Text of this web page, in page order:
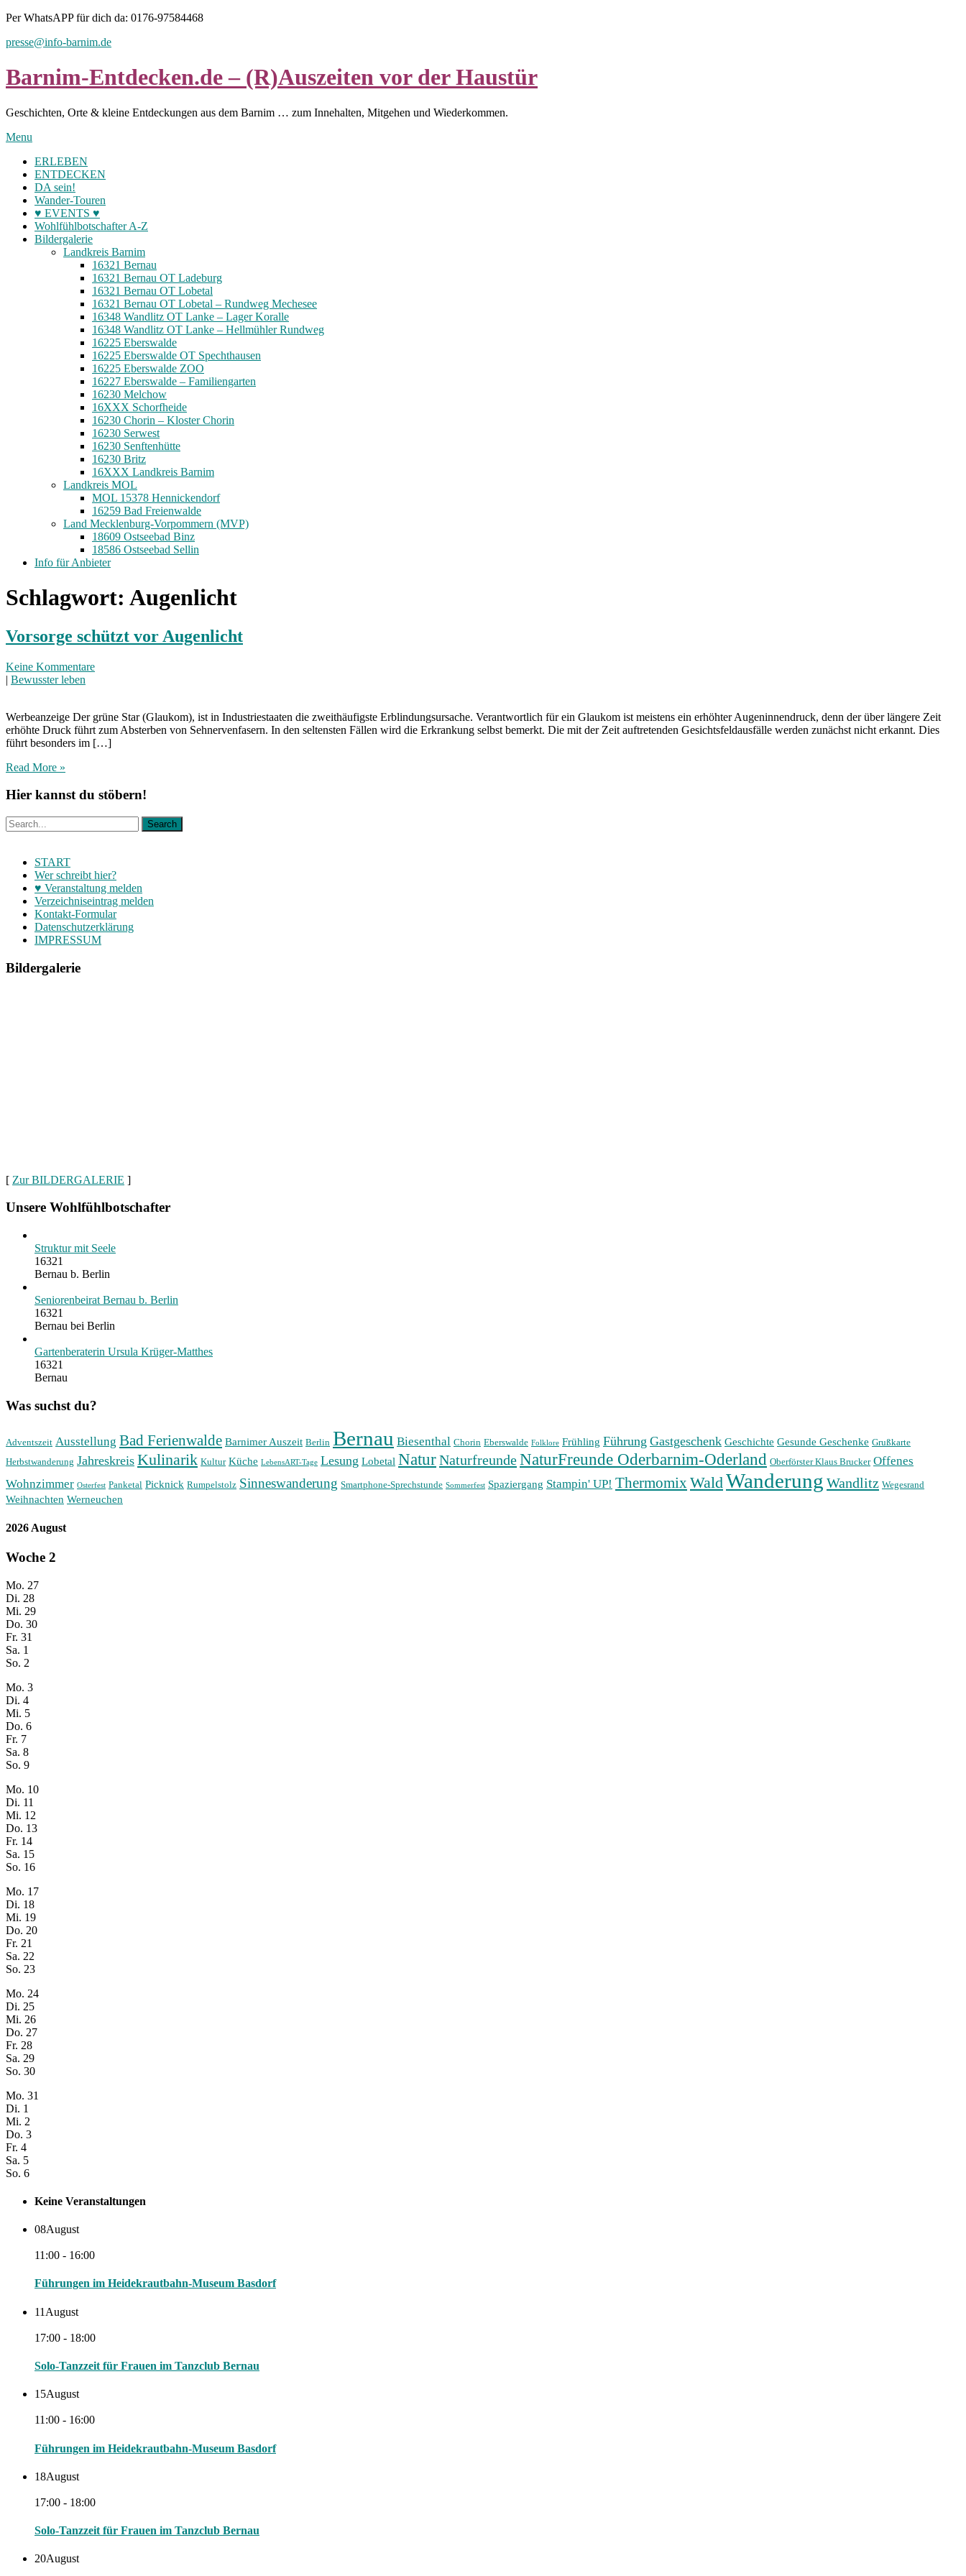
Skip
content
Per WhatsAPP für dich da: 0176-97584468
presse@info-barnim.de
Barnim-Entdecken.de – (R)Auszeiten vor der Haustür
Geschichten, Orte & kleine Entdeckungen aus dem Barnim … zum Innehalten, Mitgehen und Wiederkommen.
Menu
ERLEBEN
ENTDECKEN
DA sein!
Wander-Touren
♥ EVENTS ♥
Wohlfühlbotschafter A-Z
Bildergalerie
Landkreis Barnim
16321 Bernau
16321 Bernau OT Ladeburg
16321 Bernau OT Lobetal
16321 Bernau OT Lobetal – Rundweg Mechesee
16348 Wandlitz OT Lanke – Lager Koralle
16348 Wandlitz OT Lanke – Hellmühler Rundweg
16225 Eberswalde
16225 Eberswalde OT Spechthausen
16225 Eberswalde ZOO
16227 Eberswalde – Familiengarten
16230 Melchow
16XXX Schorfheide
16230 Chorin – Kloster Chorin
16230 Serwest
16230 Senftenhütte
16230 Britz
16XXX Landkreis Barnim
Landkreis MOL
MOL 15378 Hennickendorf
16259 Bad Freienwalde
Land Mecklenburg-Vorpommern (MVP)
18609 Ostseebad Binz
18586 Ostseebad Sellin
Info für Anbieter
Schlagwort: Augenlicht
Vorsorge schützt vor Augenlicht
Keine Kommentare
| Bewusster leben
Werbeanzeige Der grüne Star (Glaukom), ist in Industriestaaten die zweithäufigste Erblindungsursache. Verantwortlich für ein Glaukom ist meistens ein erhöhter Augeninnendruck, denn der über längere Zeit
erhöhte Druck führt zum Absterben von Sehnervenfasern. In den seltensten Fällen wird die Erkrankung selbst bemerkt. Die mit der Zeit auftretenden Gesichtsfeldausfälle werden zunächst nicht erkannt. Dies
führt besonders im […]
Read More »
Hier kannst du stöbern!
START
Wer schreibt hier?
♥ Veranstaltung melden
Verzeichniseintrag melden
Kontakt-Formular
Datenschutzerklärung
IMPRESSUM
Bildergalerie
[ Zur BILDERGALERIE ]
Unsere Wohlfühlbotschafter
Struktur mit Seele
16321
Bernau b. Berlin
Seniorenbeirat Bernau b. Berlin
16321
Bernau bei Berlin
Gartenberaterin Ursula Krüger-Matthes
16321
Bernau
Was suchst du?
Adventszeit Ausstellung Bad Ferienwalde Barnimer Auszeit Berlin Bernau Biesenthal Chorin Eberswalde Folklore Frühling Führung Gastgeschenk Geschichte Gesunde Geschenke Grußkarte
Herbstwanderung Jahreskreis Kulinarik Kultur Küche LebensART-Tage Lesung Lobetal NaturNaturfreundeNaturFreunde Oderbarnim-Oderland Oberförster Klaus Brucker Offenes
Wohnzimmer Osterfest Panketal Picknick Rumpelstolz Sinneswanderung Smartphone-Sprechstunde Sommerfest Spaziergang Stampin' UP! ThermomixWaldWanderung Wandlitz Wegesrand
Weihnachten Werneuchen
2026 August
Woche 2
Mo. 27
Di. 28
Mi. 29
Do. 30
Fr. 31
Sa. 1
So. 2
Mo. 3
Di. 4
Mi. 5
Do. 6
Fr. 7
Sa. 8
So. 9
Mo. 10
Di. 11
Mi. 12
Do. 13
Fr. 14
Sa. 15
So. 16
Mo. 17
Di. 18
Mi. 19
Do. 20
Fr. 21
Sa. 22
So. 23
Mo. 24
Di. 25
Mi. 26
Do. 27
Fr. 28
Sa. 29
So. 30
Mo. 31
Di. 1
Mi. 2
Do. 3
Fr. 4
Sa. 5
So. 6
Keine Veranstaltungen
08August
11:00 - 16:00
Führungen im Heidekrautbahn-Museum Basdorf
11 August
17:00 - 18:00
Solo-Tanzzeit für Frauen im Tanzclub Bernau
15August
11:00 - 16:00
Führungen im Heidekrautbahn-Museum Basdorf
18August
17:00 - 18:00
Solo-Tanzzeit für Frauen im Tanzclub Bernau
20August